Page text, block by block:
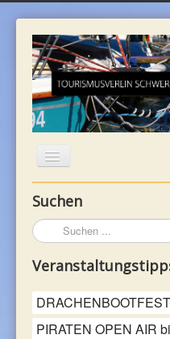
WILLKOMMEN
UNTERKÜNFTE
REGION
Suchen
Suchen
...
PIRATEN OPEN AIR